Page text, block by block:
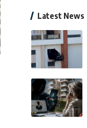
Latest News